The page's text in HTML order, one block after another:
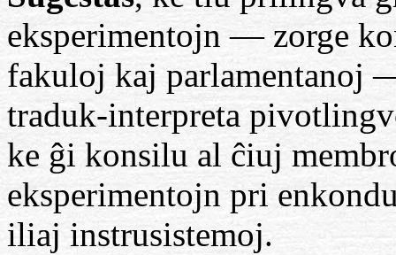
eksperimentojn — zorge
fakuloj kaj parlamentanoj
traduk-interpreta
ke ĝi konsilu al ĉiuj
eksperimentojn pri
iliaj instrusistemoj.